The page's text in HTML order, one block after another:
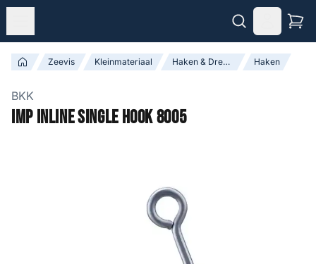
Zeevis Kleinmateriaal Haken & Dreggen Haken
BKK
IMP Inline Single Hook 8005